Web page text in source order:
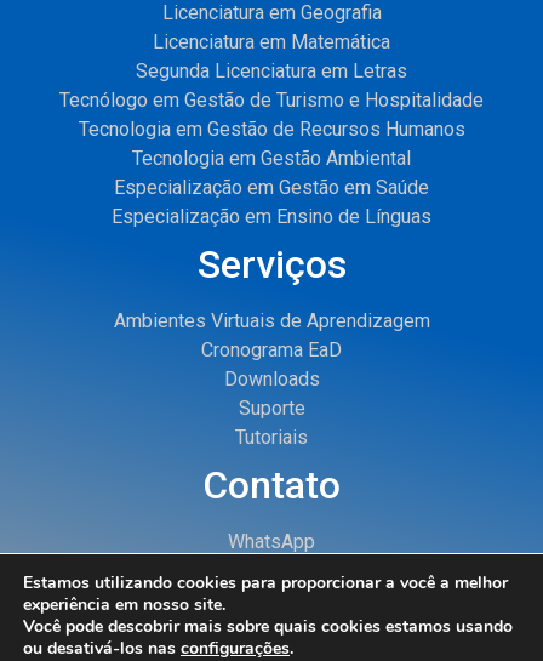
Licenciatura em Geografia
Licenciatura em Matemática
Segunda Licenciatura em Letras
Tecnólogo em Gestão de Turismo e Hospitalidade
Tecnologia em Gestão de Recursos Humanos
Tecnologia em Gestão Ambiental
Especialização em Gestão em Saúde
Especialização em Ensino de Línguas
Serviços
Ambientes Virtuais de Aprendizagem
Cronograma EaD
Downloads
Suporte
Tutoriais
Contato
WhatsApp
2026 © Núcleo de Educação à Distância – Universidade Estadual de
Roraima
Estamos utilizando cookies para proporcionar a você a melhor
experiência em nosso site.
Você pode descobrir mais sobre quais cookies estamos usando
ou desativá-los nas configurações.